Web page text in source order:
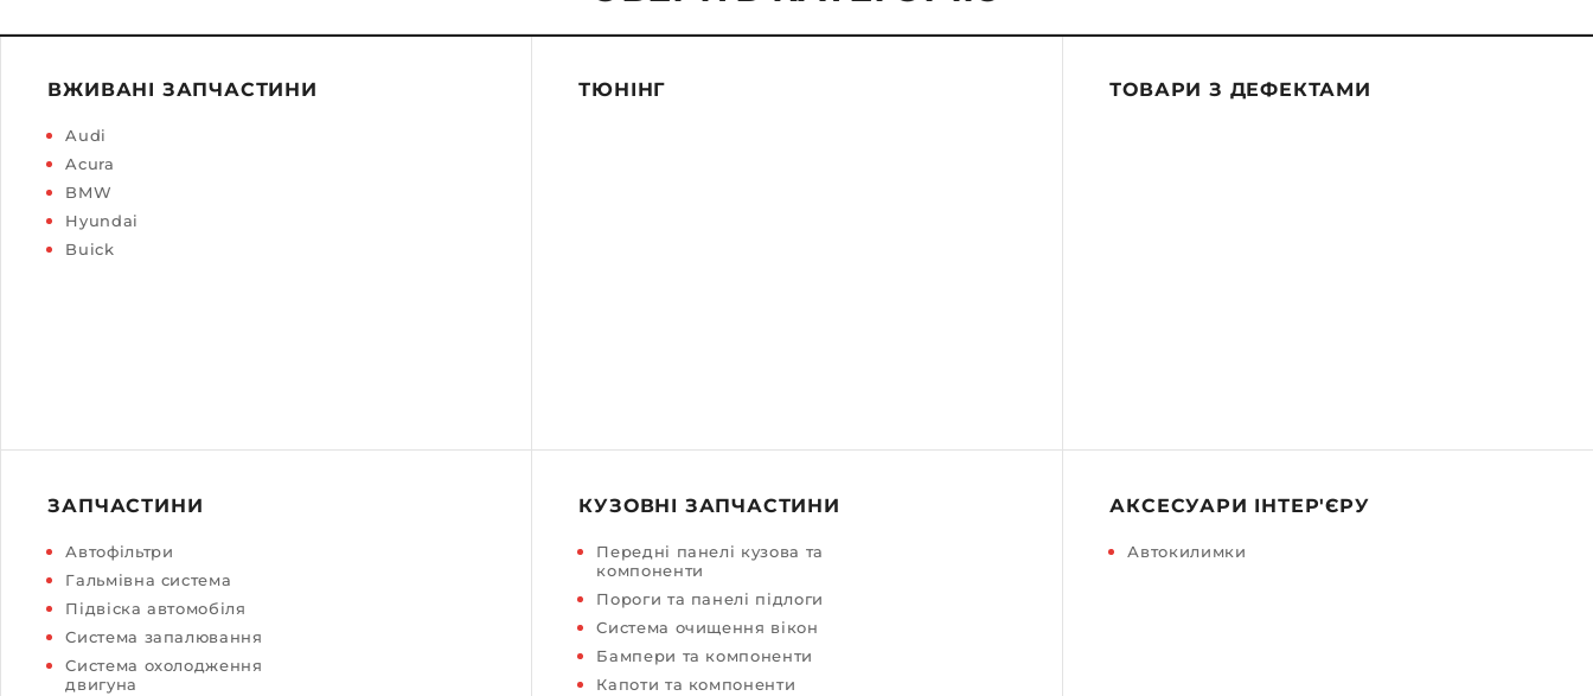
ВЖИВАНІ ЗАПЧАСТИНИ
Audi
Acura
BMW
Hyundai
Buick
ТЮНІНГ ТОВАРИ З ДЕФЕКТАМИ
ЗАПЧАСТИНИ
Автофільтри
Гальмівна система
Підвіска автомобіля
Система запалювання
Система охолодження
двигуна
КУЗОВНІ ЗАПЧАСТИНИ
Передні панелі кузова та
компоненти
Пороги та панелі підлоги
Система очищення вікон
Бампери та компоненти
Капоти та компоненти
АКСЕСУАРИ ІНТЕР'ЄРУ
Автокилимки